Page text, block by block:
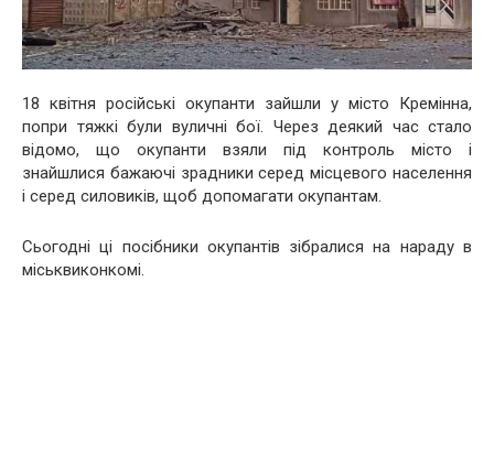
18 квітня російські окупанти зайшли у місто Кремінна,
попри тяжкі були вуличні бої. Через деякий час стало
відомо, що окупанти взяли під контроль місто і
знайшлися бажаючі зрадники серед місцевого населення
і серед силовиків, щоб допомагати окупантам.
Сьогодні ці посібники окупантів зібралися на нараду в
міськвиконкомі.